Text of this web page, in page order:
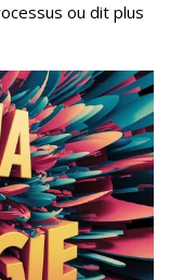
ou dit plus